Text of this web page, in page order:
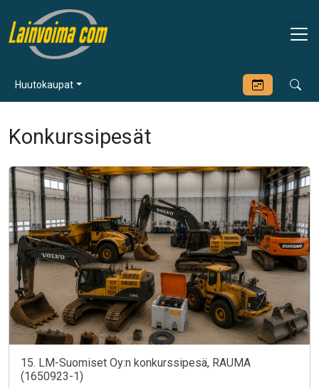
Huutokaupat
Konkurssipesät
15. LM-Suomiset Oy:n konkurssipesä, RAUMA
(1650923-1)